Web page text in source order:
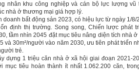
nhân khu công nghiệp và cán bộ lực lượng vũ
nhà ở thương mại giá hợp lý.
doanh bất động sản 2023, có hiệu lực từ ngày 1/
định thị trường. Song song, Chiến lược phát
tầm nhìn 2045 đặt mục tiêu nâng diện tích nhà
và 30m²/người vào năm 2030, ưu tiên phát triển
trẻ.
dựng 1 triệu căn nhà ở xã hội giai đoạn 2021-
mục tiêu hoàn thành ít nhất 1.062.200 căn,